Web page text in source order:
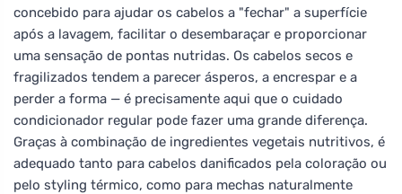
concebido para ajudar os cabelos a "fechar" a superfície
após a lavagem, facilitar o desembaraçar e proporcionar
uma sensação de pontas nutridas. Os cabelos secos e
fragilizados tendem a parecer ásperos, a encrespar e a
perder a forma — é precisamente aqui que o cuidado
condicionador regular pode fazer uma grande diferença.
Graças à combinação de ingredientes vegetais nutritivos, é
adequado tanto para cabelos danificados pela coloração ou
pelo styling térmico, como para mechas naturalmente